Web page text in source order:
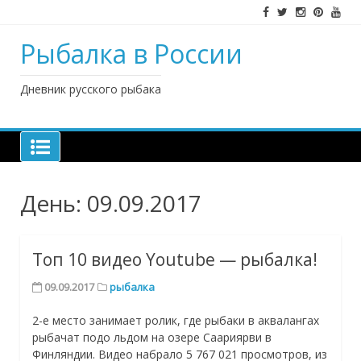
Рыбалка в России
Дневник русского рыбака
День: 09.09.2017
Топ 10 видео Youtube — рыбалка!
09.09.2017 рыбалка
2-е место занимает ролик, где рыбаки в аквалангах
рыбачат подо льдом на озере Саариярви в
Финляндии. Видео набрало 5 767 021 просмотров, из